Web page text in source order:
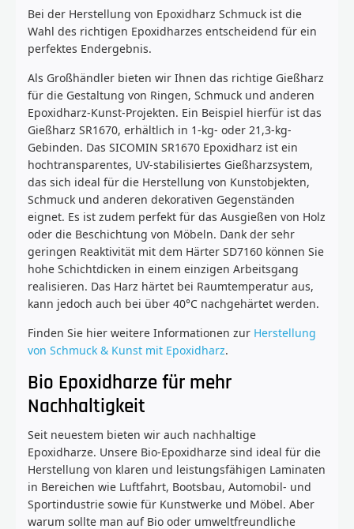
Bei der Herstellung von Epoxidharz Schmuck ist die
Wahl des richtigen Epoxidharzes entscheidend für ein
perfektes Endergebnis.
Als Großhändler bieten wir Ihnen das richtige Gießharz
für die Gestaltung von Ringen, Schmuck und anderen
Epoxidharz-Kunst-Projekten. Ein Beispiel hierfür ist das
Gießharz SR1670, erhältlich in 1-kg- oder 21,3-kg-
Gebinden. Das SICOMIN SR1670 Epoxidharz ist ein
hochtransparentes, UV-stabilisiertes Gießharzsystem,
das sich ideal für die Herstellung von Kunstobjekten,
Schmuck und anderen dekorativen Gegenständen
eignet. Es ist zudem perfekt für das Ausgießen von Holz
oder die Beschichtung von Möbeln. Dank der sehr
geringen Reaktivität mit dem Härter SD7160 können Sie
hohe Schichtdicken in einem einzigen Arbeitsgang
realisieren. Das Harz härtet bei Raumtemperatur aus,
kann jedoch auch bei über 40°C nachgehärtet werden.
Finden Sie hier weitere Informationen zur Herstellung
von Schmuck & Kunst mit Epoxidharz.
Bio Epoxidharze für mehr
Nachhaltigkeit
Seit neuestem bieten wir auch nachhaltige
Epoxidharze. Unsere Bio-Epoxidharze sind ideal für die
Herstellung von klaren und leistungsfähigen Laminaten
in Bereichen wie Luftfahrt, Bootsbau, Automobil- und
Sportindustrie sowie für Kunstwerke und Möbel. Aber
warum sollte man auf Bio oder umweltfreundliche